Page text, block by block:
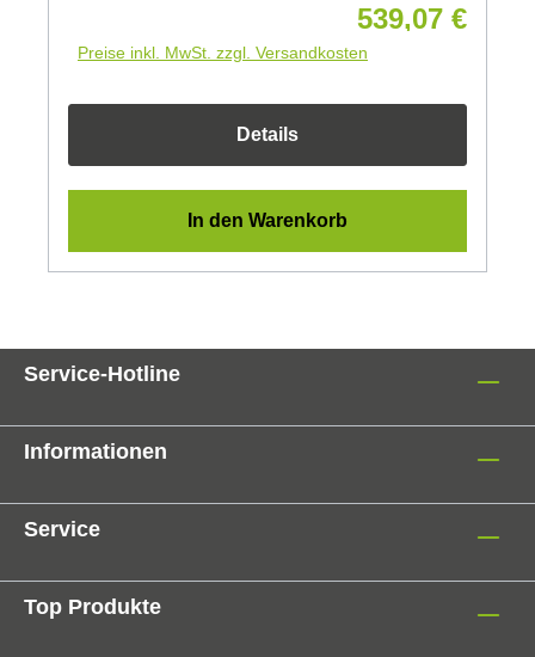
539,07 €
Preise inkl. MwSt. zzgl. Versandkosten
Details
In den Warenkorb
Service-Hotline
Informationen
Service
Top Produkte